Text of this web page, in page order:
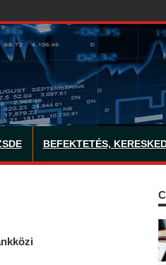
BEFEKTETÉS,